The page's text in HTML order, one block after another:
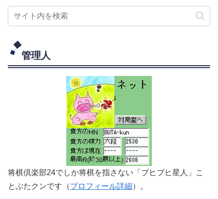
管理人
将棋倶楽部24でしか将棋を指さない「ブヒブヒ星人」こ
とぶたクンです（プロフィール詳細）。